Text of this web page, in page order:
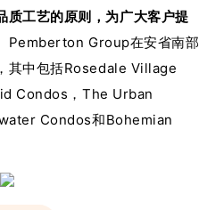
质工艺的原则，为广大客户提
Pemberton Group在安省南部
其中包括Rosedale Village
Condos，The Urban
Condos和Bohemian